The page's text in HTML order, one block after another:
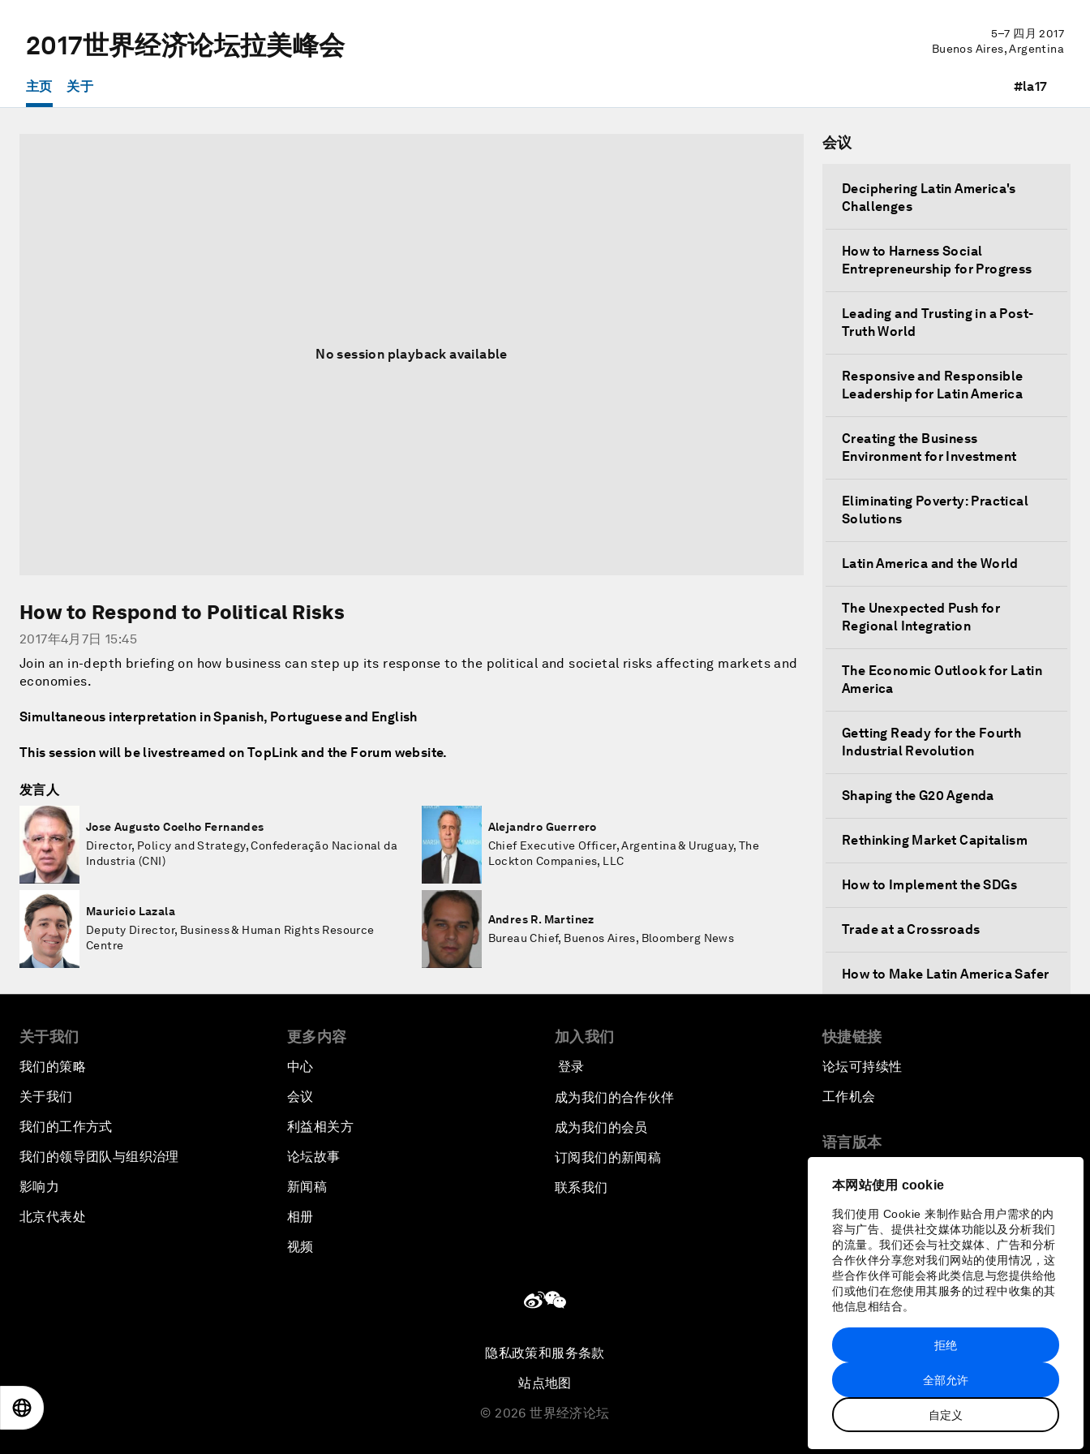
本网站使用 cookie
我们使用 Cookie 来制作贴合用户需求的内
容与广告、提供社交媒体功能以及分析我们
的流量。我们还会与社交媒体、广告和分析
合作伙伴分享您对我们网站的使用情况，这
些合作伙伴可能会将此类信息与您提供给他
们或他们在您使用其服务的过程中收集的其
他信息相结合。
全部允许
自定义
拒绝
2017世界经济论坛拉美峰会
5–7 四月 2017
Buenos Aires, Argentina
主页 关于 #la17
No session playback available
How to Respond to Political Risks
2017年4月7日 15:45
Join an in-depth briefing on how business can step up its response to the political and societal risks affecting markets and
economies.
Simultaneous interpretation in Spanish, Portuguese and English
This session will be livestreamed on TopLink and the Forum website.
发言人
Jose Augusto Coelho Fernandes
Director, Policy and Strategy, Confederação Nacional da
Industria (CNI)
Alejandro Guerrero
Chief Executive Officer, Argentina & Uruguay, The
Lockton Companies, LLC
Mauricio Lazala
Deputy Director, Business & Human Rights Resource
Centre
Andres R. Martinez
Bureau Chief, Buenos Aires, Bloomberg News
会议
Deciphering Latin America's
Challenges
How to Harness Social
Entrepreneurship for Progress
Leading and Trusting in a Post-
Truth World
Responsive and Responsible
Leadership for Latin America
Creating the Business
Environment for Investment
Eliminating Poverty: Practical
Solutions
Latin America and the World
The Unexpected Push for
Regional Integration
The Economic Outlook for Latin
America
Getting Ready for the Fourth
Industrial Revolution
Shaping the G20 Agenda
Rethinking Market Capitalism
How to Implement the SDGs
Trade at a Crossroads
How to Make Latin America Safer
Climate Change
Risks
Productive Latin America
Fighting Corruption: The New
Way Forward
How to Advance Inclusive Growth
Latin America's Energy Transition
Fostering Development and
Entrepreneurship in the Fourth
Industrial Revolution
关于我们
我们的策略
关于我们
我们的工作方式
我们的领导团队与组织治理
影响力
北京代表处
更多内容
中心
会议
利益相关方
论坛故事
新闻稿
相册
视频
加入我们
登录
成为我们的合作伙伴
成为我们的会员
订阅我们的新闻稿
联系我们
快捷链接
论坛可持续性
工作机会
语言版本
隐私政策和服务条款
站点地图
© 2026 世界经济论坛